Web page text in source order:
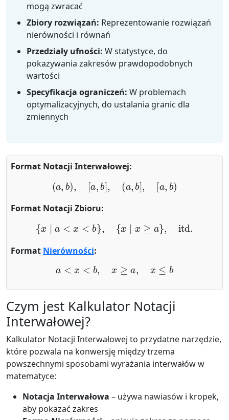
mogą zwracać
Zbiory rozwiązań: Reprezentowanie rozwiązań
nierówności i równań
Przedziały ufności: W statystyce, do
pokazywania zakresów prawdopodobnych
wartości
Specyfikacja ograniczeń: W problemach
optymalizacyjnych, do ustalania granic dla
zmiennych
Format Notacji Interwałowej:
( ),[ a,b a,b ],[ )
Format Notacji Zbioru:
{x ∣ a< x< x∣ x ≥a },itd.
Format Nierówności:
a< x< x≥a x
Czym jest Kalkulator Notacji
Interwałowej?
Kalkulator Notacji Interwałowej to przydatne narzędzie,
które pozwala na konwersję między trzema
powszechnymi sposobami wyrażania interwałów w
matematyce:
Notacja Interwałowa – używa nawiasów i kropek,
aby pokazać zakres